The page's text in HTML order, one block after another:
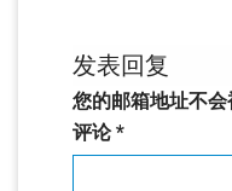
发表回复
您的邮箱地址不会
评论*